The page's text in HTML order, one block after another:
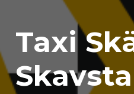
Taxi
Skavsta